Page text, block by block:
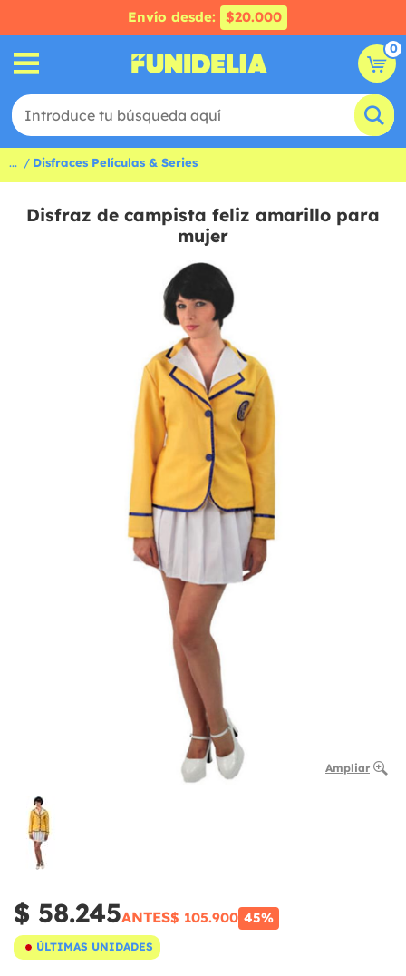
Envío desde: $20.000
0
... Disfraces Películas & Series
Disfraz de campista feliz amarillo para
mujer
Ampliar
$ 58.245ANTES$ 105.900 45%
ÚLTIMAS UNIDADES